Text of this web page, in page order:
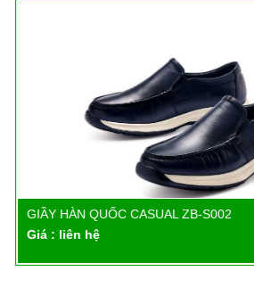
Chi tiết
GIẦY HÀN QUỐC CASUAL ZB-S002
Giá : liên hệ